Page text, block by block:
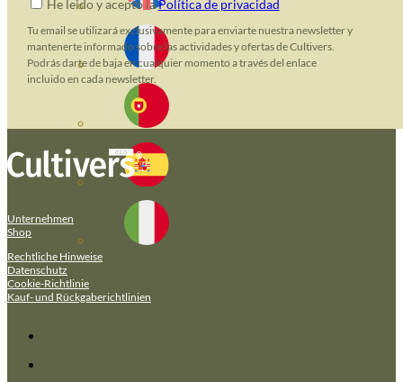
He leido y acepto laPolítica de privacidad
Tu email se utilizará exclusivamente para enviarte nuestra newsletter y
mantenerte informado sobre las actividades y ofertas de Cultivers.
Podrás darte de baja en cualquier momento a través del enlace
incluido en cada newsletter.
Unternehmen
Shop
Rechtliche Hinweise
Datenschutz
Cookie-Richtlinie
Kauf- und Rückgaberichtlinien